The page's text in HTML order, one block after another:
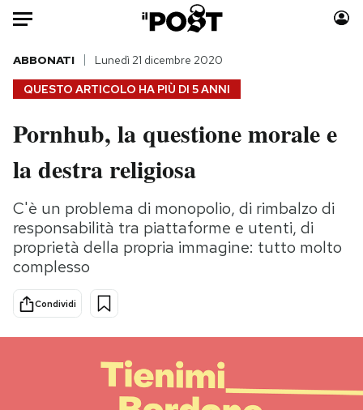
Auto
HOME
Italia
Politica
Tecnologia
Internet
Scienza
Cultura
Economia
Moda
Storie/Idee
Ok Boomer!
Media
QUESTO ARTICOLO HA PIÙ DI 5 ANNI
ABBONATI Lunedì 21 dicembre 2020
Pornhub, la questione morale e
la destra religiosa
C'è un problema di monopolio, di rimbalzo di
responsabilità tra piattaforme e utenti, di
proprietà della propria immagine: tutto molto
complesso
Condividi